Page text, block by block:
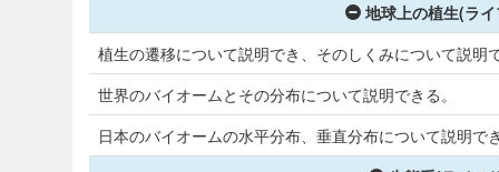
地球上の植生(ラ
植生の遷移について説明でき、そのしくみについて説明
世界のバイオームとその分布について説明できる。
日本のバイオームの水平分布、垂直分布について説明で